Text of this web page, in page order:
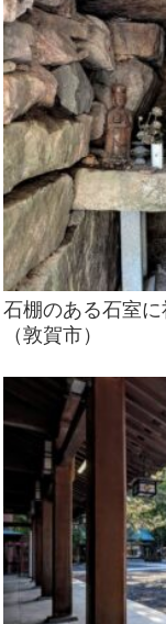
石棚のある石室に
（敦賀市）